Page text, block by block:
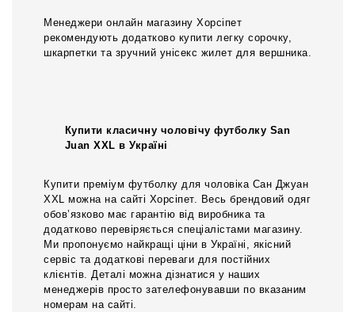
Менеджери онлайн магазину Хорсіпет
рекомендують додатково купити легку сорочку,
шкарпетки та зручний унісекс жилет для вершника.
Купити класичну чоловічу футболку San
Juan XXL в Україні
Купити преміум футболку для чоловіка Сан Джуан
XXL можна на сайті Хорсіпет. Весь брендовий одяг
обов’язково має гарантію від виробника та
додатково перевіряється спеціалістами магазину.
Ми пропонуємо найкращі ціни в Україні, якісний
сервіс та додаткові переваги для постійних
клієнтів. Деталі можна дізнатися у наших
менеджерів просто зателефонувавши по вказаним
номерам на сайті.